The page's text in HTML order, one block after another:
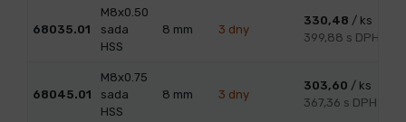
68035.01
M8x0.50
sada
HSS
8 mm 3 dny
330,48 / ks
399,88 s DPH
68045.01
M8x0.75
sada
HSS
8 mm 3 dny
303,60 / ks
367,36 s DPH